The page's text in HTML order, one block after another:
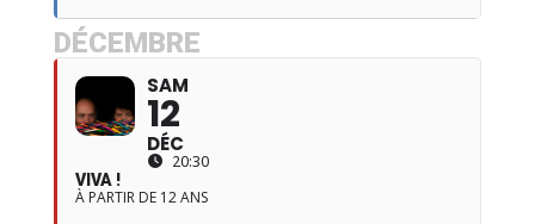
DÉCEMBRE
SAM
12
DÉC
20:30
VIVA !
À PARTIR DE 12 ANS